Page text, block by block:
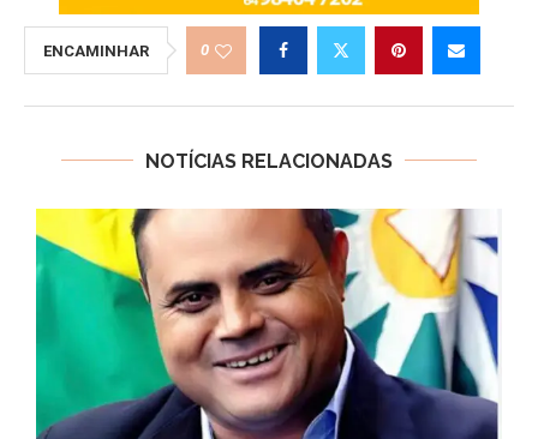
ENCAMINHAR 0
NOTÍCIAS RELACIONADAS